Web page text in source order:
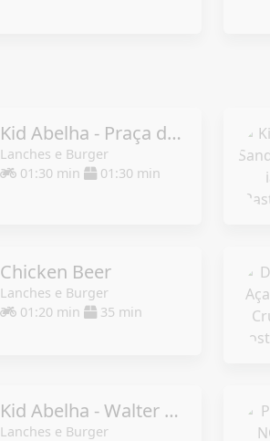
Kid Abelha - Praça do Sol
Lanches e Burger
01:30 min
01:30 min
Chicken Beer
Lanches e Burger
01:20 min
35 min
Kid Abelha - Walter Santos
Lanches e Burger